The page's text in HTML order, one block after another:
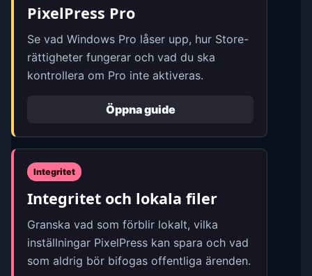
PixelPress Pro
Se vad Windows Pro låser upp, hur Store-
rättigheter fungerar och vad du ska
kontrollera om Pro inte aktiveras.
Öppna guide
Integritet
Integritet och lokala filer
Granska vad som förblir lokalt, vilka
inställningar PixelPress kan spara och vad
som aldrig bör bifogas offentliga ärenden.